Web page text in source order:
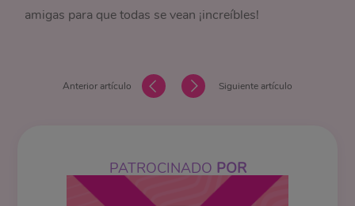
amigas para que todas se vean ¡increíbles!
Anterior artículo Siguiente artículo
PATROCINADO POR